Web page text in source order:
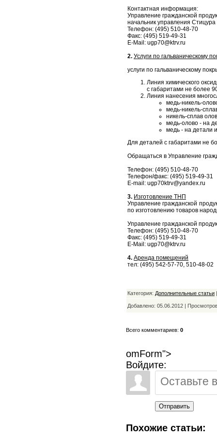
Контактная информация:
Управление гражданской
начальник управления
Телефон: (495) 510-48-70
Факс: (495) 519-49-31
E-Mail: ugp70@ktrv.ru
2. Услуги по гальваническому
услуги по гальваническому
Линия химического
с габаритами не более
Линия нанесения
медь-никель-
медь-никель-
никель-сплав
медь-олово - на
медь - на детали
Для деталей с габаритами не
Обращаться в Управление
Телефон: (495) 510-48-70
Телефон/факс: (495) 519-49-31
E-mail: ugp70ktrv@yandex.ru
3. Изготовление ТНП
Управление гражданской
по изготовлению товаров
Управление гражданской
Телефон: (495) 510-48-70
Факс: (495) 519-49-31
E-Mail: ugp70@ktrv.ru
4. Аренда помещений
тел: (495) 542-57-70, 510-48-02
Категория: Дополнительные статьи
Добавлено: 05.06.2012 |
Всего комментариев: 0
omForm">
Войдите:
Отправить
Похожие статьи: